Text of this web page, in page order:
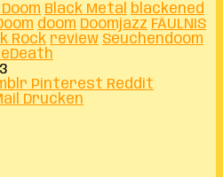
Black Metal
blackened
doom Doomjazz FÄULNIS
Rock review Seuchendoom
Pinterest Reddit
Drucken